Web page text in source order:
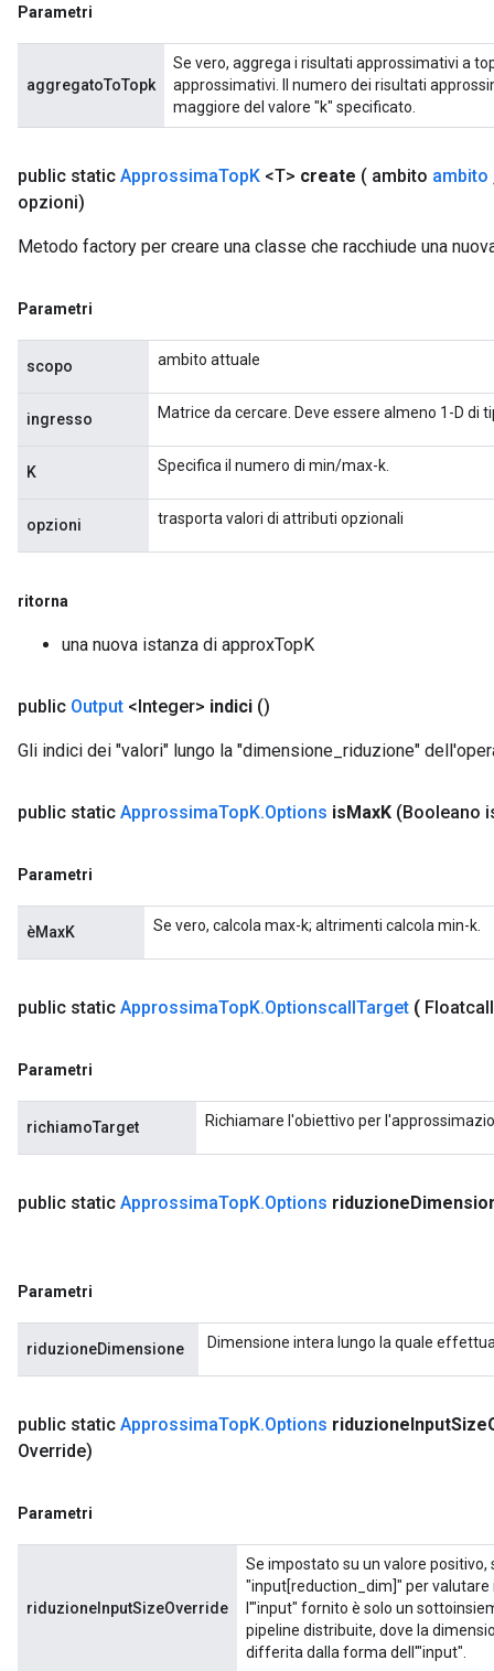
Parametri
aggregatoToTopk
Se vero, aggrega i risultati approssimativi a
approssimativi. Il numero dei risultati
maggiore del valore "k" specificato.
public static ApprossimaTopK <T> create ( ambito ambito
opzioni)
Metodo factory per creare una classe che racchiude una
Parametri
scopo ambito attuale
ingresso Matrice da cercare. Deve essere almeno 1-D di
K Specifica il numero di min/max-k.
opzioni trasporta valori di attributi opzionali
ritorna
una nuova istanza di approxTopK
public Output <Integer> indici ()
Gli indici dei "valori" lungo la "dimensione_riduzione"
public static ApprossimaTopK.Options isMaxK (Booleano
Parametri
èMaxK Se vero, calcola max-k; altrimenti calcola min-k.
public static ApprossimaTopK.OptionscallTarget ( Floatcall
Parametri
richiamoTarget Richiamare l'obiettivo per
public static ApprossimaTopK.Options riduzione
Parametri
riduzioneDimensione Dimensione intera lungo la quale
public static ApprossimaTopK.Options riduzioneInputSize
Override)
Parametri
riduzioneInputSizeOverride
Se impostato su un valore
"input[reduction_dim]" per valutare
l'"input" fornito è solo un
pipeline distribuite, dove la
differita dalla forma dell'"input".